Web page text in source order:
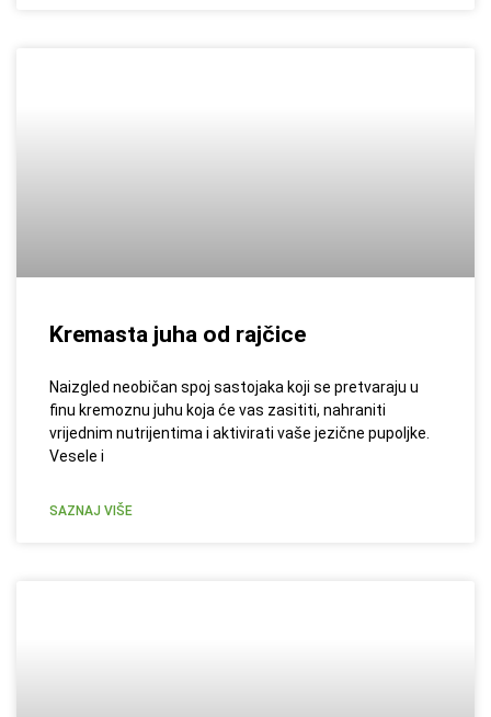
Kremasta juha od rajčice
Naizgled neobičan spoj sastojaka koji se pretvaraju u
finu kremoznu juhu koja će vas zasititi, nahraniti
vrijednim nutrijentima i aktivirati vaše jezične pupoljke.
Vesele i
SAZNAJ VIŠE